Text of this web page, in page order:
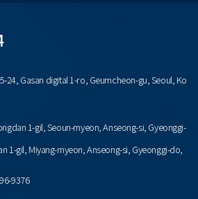
24, Gasan digital 1-ro, Geumcheon-gu, Seoul, Ko
1-gil, Seoun-myeon, Anseong-si, Gyeonggi-
1-gil, Miyang-myeon, Anseong-si, Gyeonggi-do,
9376